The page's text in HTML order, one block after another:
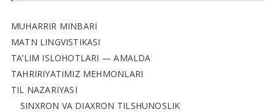
MUHARRIR MINBARI
MATN LINGVISTIKASI
TA’LIM ISLOHOTLARI — AMALDA
TAHRIRIYATIMIZ MEHMONLARI
TIL NAZARIYASI
SINXRON VA DIAXRON TILSHUNOSLIK